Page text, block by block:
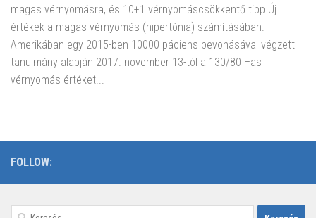
magas vérnyomásra, és 10+1 vérnyomáscsökkentő tipp Új
értékek a magas vérnyomás (hipertónia) számításában.
Amerikában egy 2015-ben 10000 páciens bevonásával végzett
tanulmány alapján 2017. november 13-tól a 130/80 –as
vérnyomás értéket...
FOLLOW:
Keresés: